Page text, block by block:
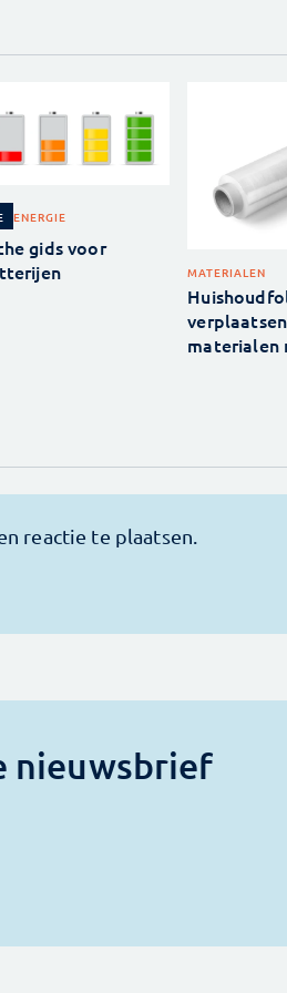
ENERGIE
gids voor
MATERIALEN
materialen
nieuwsbrief